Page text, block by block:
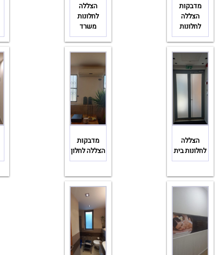
מדבקות
הצללה
לחלונות
הצללה
לחלונות
משרד
הצללה
לחלונות בית
מדבקות
הצללה לחלון